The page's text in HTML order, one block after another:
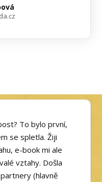
To bylo první,
se spletla. Žiji
e-book mi ale
vztahy. Došla
(hlavně